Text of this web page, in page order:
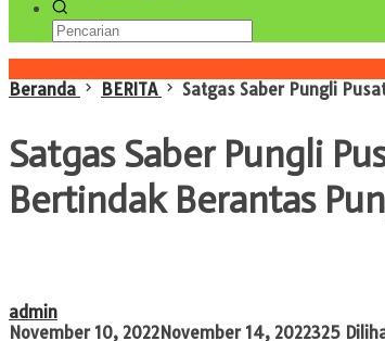
Beranda
BERITA Satgas Saber Pungli
Satgas Saber Pungli
Bertindak Berantas
admin
November 10, 2022November 14, 2022325